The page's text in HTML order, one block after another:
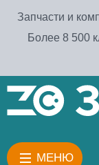
Запчасти и
Более 8 500
МЕНЮ